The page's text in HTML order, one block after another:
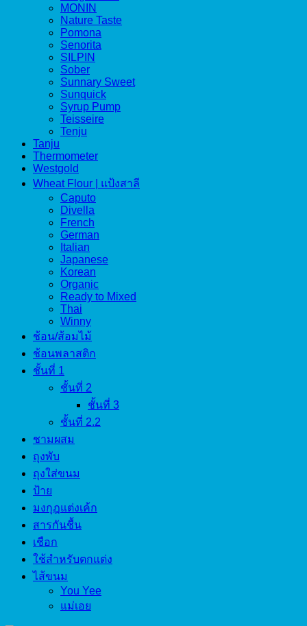
MONIN
Nature Taste
Pomona
Senorita
SILPIN
Sober
Sunnary Sweet
Sunquick
Syrup Pump
Teisseire
Tenju
Tanju
Thermometer
Westgold
Wheat Flour | แป้งสาลี
Caputo
Divella
French
German
Italian
Japanese
Korean
Organic
Ready to Mixed
Thai
Winny
ช้อน/ส้อมไม้
ช้อนพลาสติก
ชั้นที่ 1
ชั้นที่ 2
ชั้นที่ 3
ชั้นที่ 2.2
ชามผสม
ถุงพับ
ถุงใส่ขนม
ป้าย
มงกุฎแต่งเค้ก
สารกันชื้น
เชือก
ใช้สำหรับตกแต่ง
ไส้ขนม
You Yee
แม่เอย